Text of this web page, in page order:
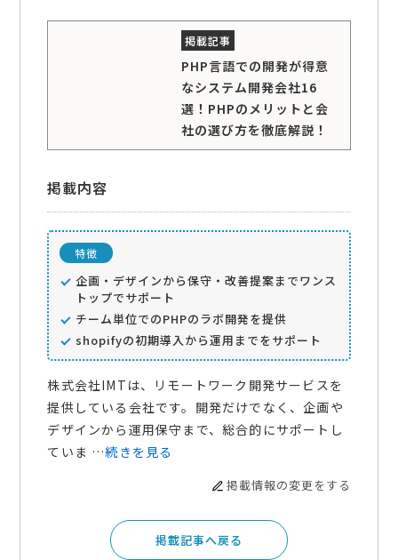
PHP言語での開発が得意
なシステム開発会社16
選！PHPのメリットと会
社の選び方を徹底解説！
掲載内容
特徴
企画・デザインから保守・改善提案までワンス
トップでサポート
チーム単位でのPHPのラボ開発を提供
shopifyの初期導入から運用までをサポート
株式会社IMTは、リモートワーク開発サービスを
提供している会社です。開発だけでなく、企画や
デザインから運用保守まで、総合的にサポートし
ていま …続きを見る
掲載情報の変更をする
掲載記事へ戻る